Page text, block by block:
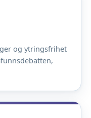
og ytringsfrihet